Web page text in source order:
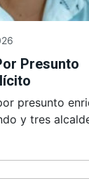
Presunto
presunto
y tres